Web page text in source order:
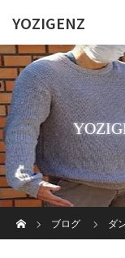
YOZIGENZ
ブログ
ダ